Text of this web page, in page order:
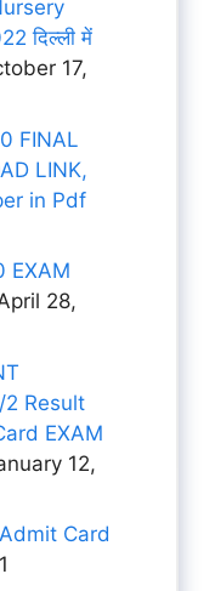
दिल्ली में
17,
FINAL
LINK,
in Pdf
EXAM
28,
2 Result
EXAM
12,
Card